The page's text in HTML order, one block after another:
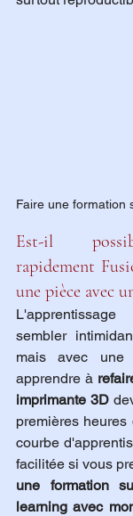
Faire une formation
Est-il
rapidement
une pièce avec
sembler
mais avec une
apprendre à
imprimante 3D
premières
courbe
facilitée si vous
une formation
learning avec